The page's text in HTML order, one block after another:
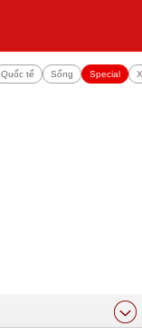
Quốc tế Sống Special